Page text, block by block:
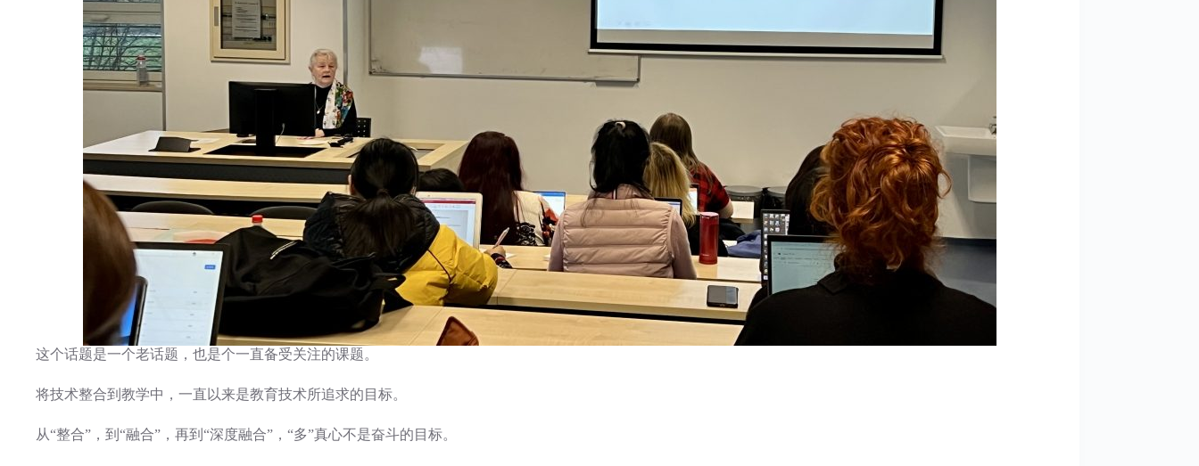
这个话题是一个老话题，也是个一直备受关注的课题。
将技术整合到教学中，一直以来是教育技术所追求的目标。
从“整合”，到“融合”，再到“深度融合”，“多”真心不是奋斗的目标。